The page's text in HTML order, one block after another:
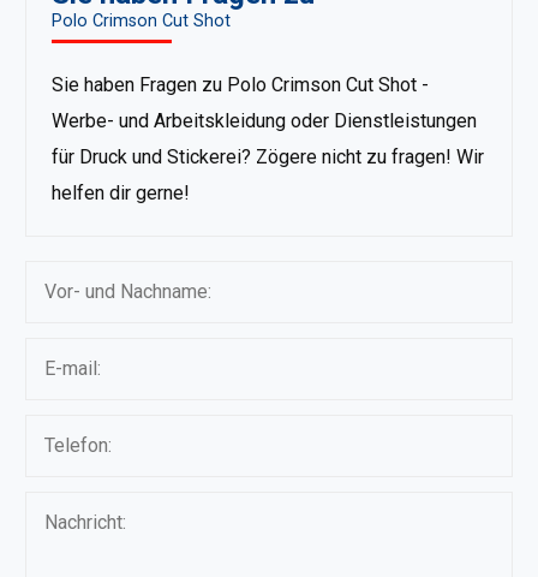
Polo Crimson Cut Shot
Sie haben Fragen zu Polo Crimson Cut Shot -
Werbe- und Arbeitskleidung oder Dienstleistungen
für Druck und Stickerei? Zögere nicht zu fragen! Wir
helfen dir gerne!